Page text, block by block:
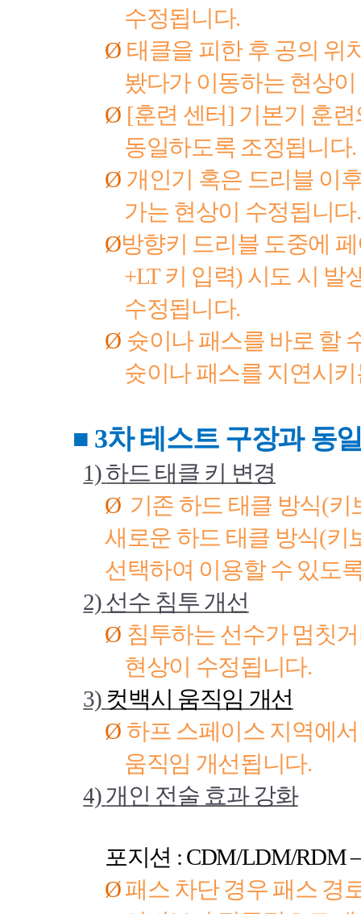
수정됩니다.
Ø 태클을 피한 후 공의 위
봤다가 이동하는 현상
Ø [훈련 센터] 기본기 훈
동일하도록 조정됩니다.
Ø 개인기 혹은 드리블 이
가는 현상이 수정됩니다.
Ø방향키 드리블 도중에
+LT키 입력) 시도 시 발
수정됩니다.
Ø 슛이나 패스를 바로 할
슛이나 패스를 지연시
■ 3차 테스트 구장과 동
1)하드 태클 키 변경
Ø 기존 하드 태클 방식(키
새로운 하드 태클 방식(키
선택하여 이용할 수 있도
2)선수 침투 개선
Ø 침투하는 선수가 멈칫
현상이 수정됩니다.
3) 컷백시 움직임 개선
Ø 하프 스페이스 지역에
움직임 개선됩니다.
4)개인 전술 효과 강화
포지션 : CDM/LDM/RDM
Ø패스 차단 경우 패스 경